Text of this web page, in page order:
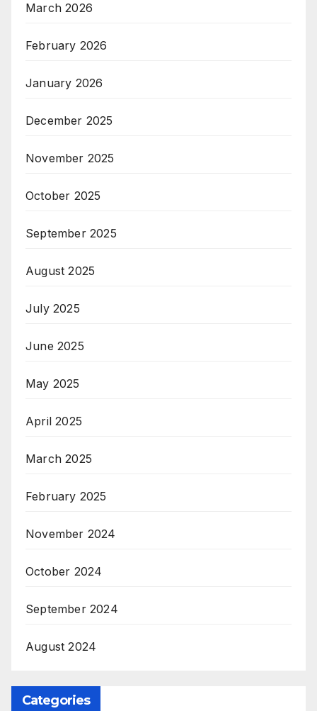
March 2026
February 2026
January 2026
December 2025
November 2025
October 2025
September 2025
August 2025
July 2025
June 2025
May 2025
April 2025
March 2025
February 2025
November 2024
October 2024
September 2024
August 2024
Categories